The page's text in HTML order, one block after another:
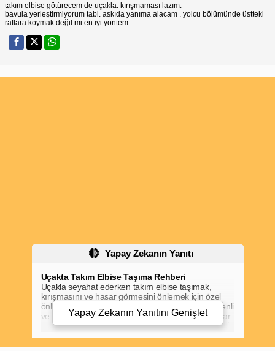
takım elbise götürecem de uçakla. kırışmaması lazım.
bavula yerleştirmiyorum tabi. askıda yanıma alacam . yolcu bölümünde üstteki
raflara koymak değil mi en iyi yöntem
Yapay Zekanın Yanıtı
Uçakta Takım Elbise Taşıma Rehberi
Uçakla seyahat ederken takım elbise taşımak,
kırışmasını ve hasar görmesini önlemek için özel
önlemler gerektirir. İşte takım elbiseni uçakta güvenli
ve şık bir şekilde taşımana yardımcı olacak adımlar:
1. Doğru Çantayı Seç:
Takım elbiseni taşımak için katlanabilir bir elbise kılıfı
veya askılı bir çanta kullanmalısın. Elbise kılıfı, takım
İçine ipek kağıt veya baloncuklu
Yapay Zekanın Yanıtını Genişlet